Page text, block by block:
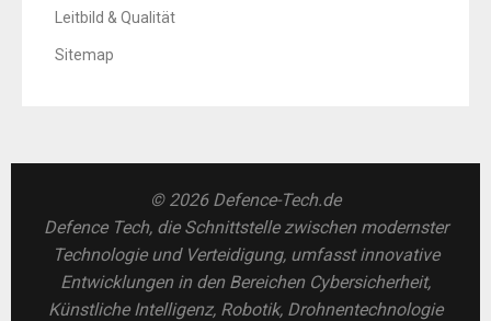
Leitbild & Qualität
Sitemap
© 2026 Defence-Tech.de
Defence Tech, die Schnittstelle zwischen modernster
Technologie und Verteidigung, umfasst innovative
Entwicklungen in den Bereichen Cybersicherheit,
Künstliche Intelligenz, Robotik, Drohnentechnologie